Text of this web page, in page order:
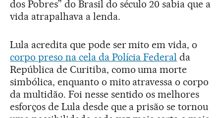
dos Pobres” do Brasil do século 20 sabia que a
vida atrapalhava a lenda.
Lula acredita que pode ser mito em vida, o
corpo preso na cela da Polícia Federal da
República de Curitiba, como uma morte
simbólica, enquanto o mito atravessa o corpo
da multidão. Foi nesse sentido os melhores
esforços de Lula desde que a prisão se tornou